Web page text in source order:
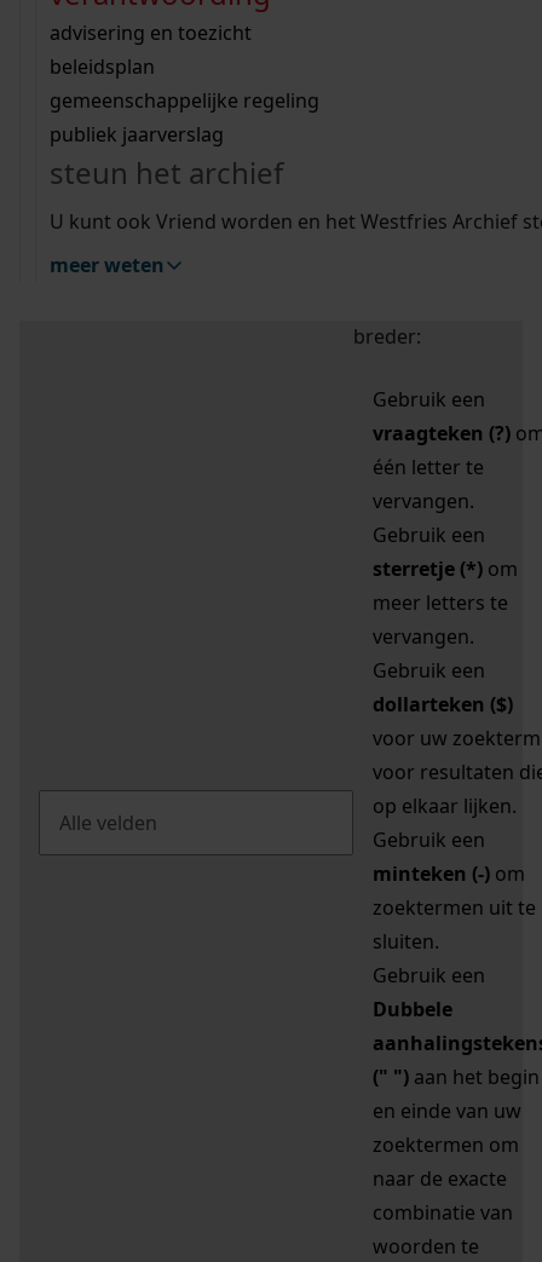
bouwvergunningen
omgevingsvergunningen
vergunningen
beeld en geluid
uitleg nodig?
Wij helpen u op weg met een aantal zoektips.
bekijk alle zoektips
Wij helpen u op weg met een aantal zoektips.
bekijk alle zoektips
bekijk ons geschiedenislokaal
advisering en toezicht
beleidsplan
gemeenschappelijke regeling
publiek jaarverslag
steun het archief
U kunt ook Vriend worden en het Westfries Archief
meer weten
zoektips
Mijn Studiezaal (inloggen)
uw zoekopdracht te
breder:
Gebruik een
vraagteken (?)
één letter te
vervangen.
Gebruik een
sterretje (*) om
meer letters te
vervangen.
Gebruik een
dollarteken ($)
voor uw zoekterm
voor resultaten
op elkaar lijken.
Gebruik een
minteken (-) om
zoektermen uit te
sluiten.
Gebruik een
Dubbele
(" ") aan het begin
en einde van uw
zoektermen om
naar de exacte
combinatie van
woorden te